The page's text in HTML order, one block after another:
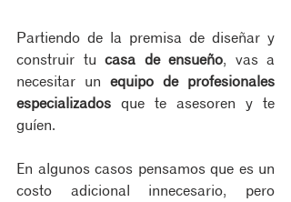
Partiendo de la premisa de diseñar y
construir tu casa de ensueño, vas a
necesitar un equipo de profesionales
especializados que te asesoren y te
guíen.
En algunos casos pensamos que es un
costo adicional innecesario, pero